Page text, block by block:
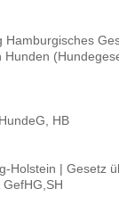
Hamburgisches
Hunden
HB
Holstein | Gesetz